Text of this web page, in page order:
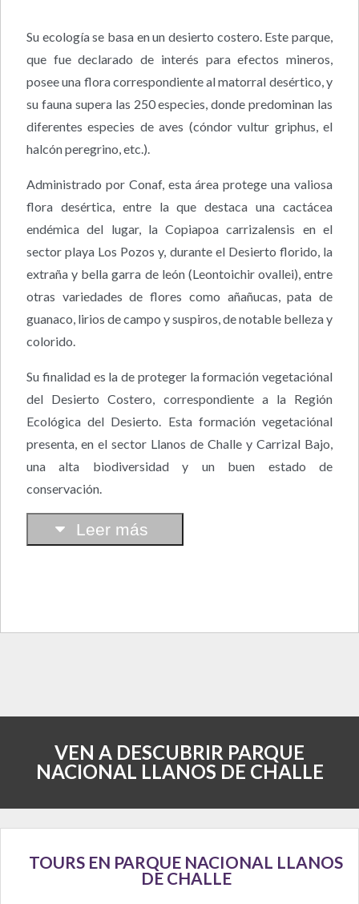
Su ecología se basa en un desierto costero. Este parque,
que fue declarado de interés para efectos mineros,
posee una flora correspondiente al matorral desértico, y
su fauna supera las 250 especies, donde predominan las
diferentes especies de aves (cóndor vultur griphus, el
halcón peregrino, etc.).
Administrado por Conaf, esta área protege una valiosa
flora desértica, entre la que destaca una cactácea
endémica del lugar, la Copiapoa carrizalensis en el
sector playa Los Pozos y, durante el Desierto florido, la
extraña y bella garra de león (Leontoichir ovallei), entre
otras variedades de flores como añañucas, pata de
guanaco, lirios de campo y suspiros, de notable belleza y
colorido.
Su finalidad es la de proteger la formación vegetaciónal
del Desierto Costero, correspondiente a la Región
Ecológica del Desierto. Esta formación vegetaciónal
presenta, en el sector Llanos de Challe y Carrizal Bajo,
una alta biodiversidad y un buen estado de
conservación.
Leer más
VEN A DESCUBRIR PARQUE
NACIONAL LLANOS DE CHALLE
TOURS EN PARQUE NACIONAL LLANOS
DE CHALLE